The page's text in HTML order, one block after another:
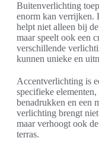
Buitenverlichting
enorm kan verrijken.
helpt niet alleen bij
maar speelt ook een
verschillende
kunnen unieke en
Accentverlichting is
specifieke
benadrukken en een
verlichting brengt niet
maar verhoogt ook
terras.